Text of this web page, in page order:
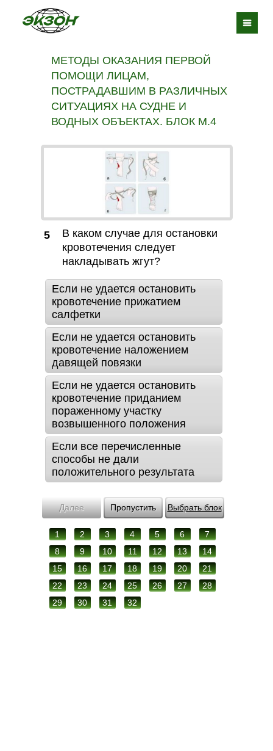
МЕТОДЫ ОКАЗАНИЯ ПЕРВОЙ
ПОМОЩИ ЛИЦАМ,
ПОСТРАДАВШИМ В РАЗЛИЧНЫХ
СИТУАЦИЯХ НА СУДНЕ И
ВОДНЫХ ОБЪЕКТАХ. БЛОК М.4
5
В каком случае для остановки
кровотечения следует
накладывать жгут?
Если не удается остановить
кровотечение прижатием
салфетки
Если не удается остановить
кровотечение наложением
давящей повязки
Если не удается остановить
кровотечение приданием
пораженному участку
возвышенного положения
Если все перечисленные
способы не дали
положительного результата
Далее Пропустить Выбрать блок
1 2 3 4 5 6
7
8
9 10 11 12 13
14
15
16 17 18 19 20
21
22
23 24 25 26 27
28
29
30 31 32